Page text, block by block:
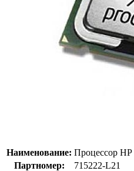
Наименование: Процессор
Партномер:
715222-L21